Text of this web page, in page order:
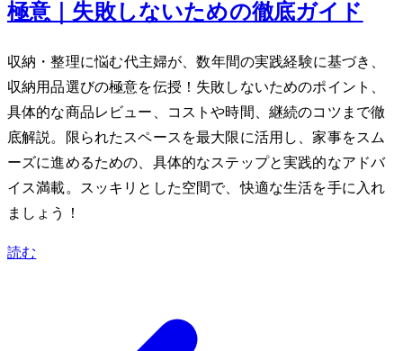
極意｜失敗しないための徹底ガイド
収納・整理に悩む40代主婦が、数年間の実践経験に基づき、
収納用品選びの極意を伝授！失敗しないためのポイント、
具体的な商品レビュー、コストや時間、継続のコツまで徹
底解説。限られたスペースを最大限に活用し、家事をスム
ーズに進めるための、具体的なステップと実践的なアドバ
イス満載。スッキリとした空間で、快適な生活を手に入れ
ましょう！
読む